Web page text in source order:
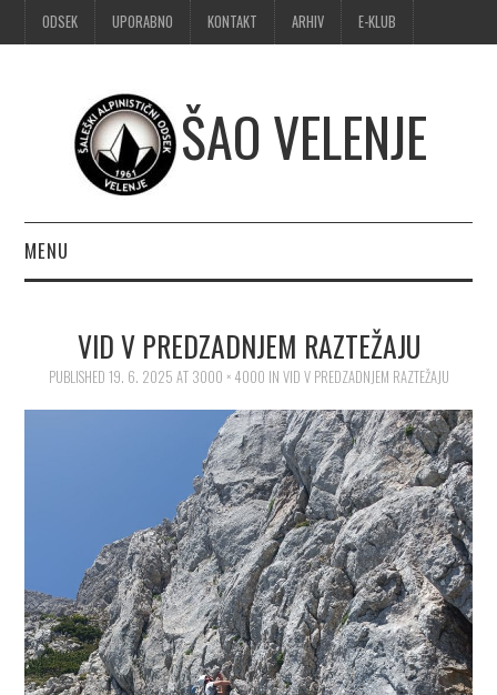
ODSEK UPORABNO KONTAKT ARHIV E-KLUB
ŠAO VELENJE
MENU
OBVESTILA
ALPINIZEM
ŠPORTNO PLEZANJE
PLEZALNI KROŽEK
VID V PREDZADNJEM RAZTEŽAJU
PUBLISHED 19. 6. 2025 AT 3000 × 4000 IN VID V PREDZADNJEM RAZTEŽAJU